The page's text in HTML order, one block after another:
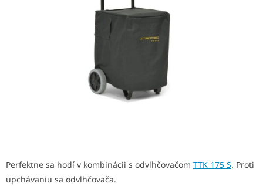
Perfektne sa hodí v kombinácii s odvlhčovačom TTK 175 S. Proti
upchávaniu sa odvlhčovača.